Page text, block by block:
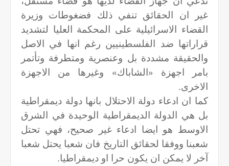
غير ان الحقائق تنفي ذلك فضغوطات وزيرة
القضاء الاسرائيلية على المحكمة العليا لتشديد
قراراتها ضد الفلسطينيين رغم انها في الاصل
والحقيقة مشددة بل وعنصرية ومتطرفة وتأتمر
بامر اجهزة «الشاباك» وغيرها من الاجهزة
الاخرى.
كما ان ادعاء دولة الاحتلال بانها دولة ديمقراطية
بل هي الدولة الديمقراطية الوحيدة في الشرق
الاوسط هو ايضا ادعاء غير صحيح، فهي تحتل
شعبنا ووفقا لحقائق التاريخ فان شعبا يحتل شعبا
آخر لا يمكن ان يكون حرا او ديمقراطيا.